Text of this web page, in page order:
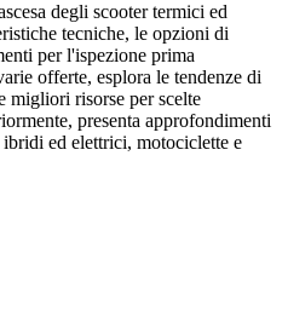
degli scooter termici ed
tecniche, le opzioni di
per l'ispezione prima
offerte, esplora le tendenze di
migliori risorse per scelte
presenta approfondimenti
ed elettrici, motociclette e